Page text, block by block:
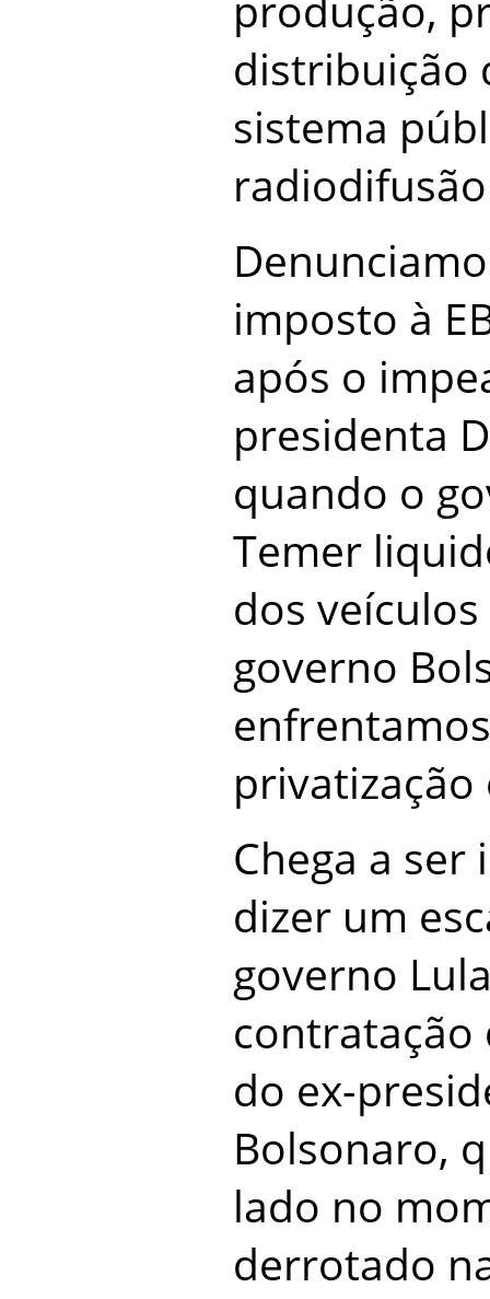
distribuição
sistema
imposto à
após o
presidenta
quando o
Temer
dos
governo
privatização
Chega a
dizer um
governo
contratação
do ex-
Bolsonaro,
lado no
derrotado